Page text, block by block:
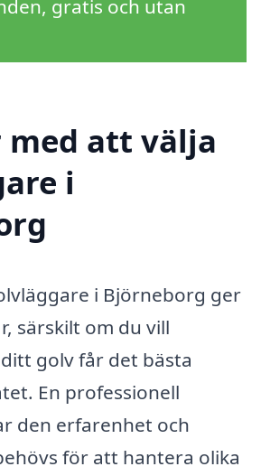
gratis och utan
med att välja
i
i Björneborg ger
särskilt om du vill
golv får det bästa
En professionell
den erfarenhet och
för att hantera olika